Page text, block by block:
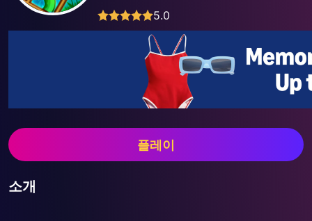
5.0
플레이
소개